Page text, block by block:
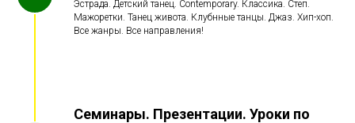
Эстрада. Детский танец. Contemporary. Классика. Степ.
Мажоретки. Танец живота. Клубнные танцы. Джаз. Хип-хоп.
Все жанры. Все направления!
Семинары. Презентации. Уроки по